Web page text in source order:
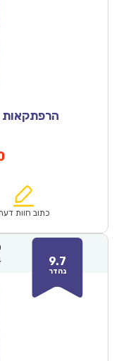
הרפתקאות דוד אריה
₪67.00.
המחיר
הוא:
כתוב חוות
9.7
נהדר